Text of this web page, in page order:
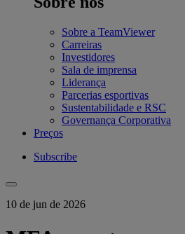
Sobre a TeamViewer
Carreiras
Investidores
Sala de imprensa
Liderança
Parcerias esportivas
Sustentabilidade e RSC
Governança Corporativa
Preços
Subscribe
10 de jun de 2026